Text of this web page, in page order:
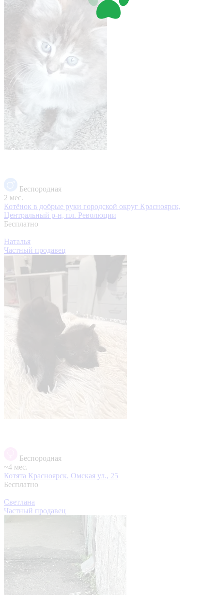
Беспородная
2 мес.
Котёнок в добрые руки городской округ Красноярск,
Центральный р-н, пл. Революции
Бесплатно
Наталья
Частный продавец
Беспородная
~4 мес.
Котята Красноярск, Омская ул., 25
Бесплатно
Светлана
Частный продавец